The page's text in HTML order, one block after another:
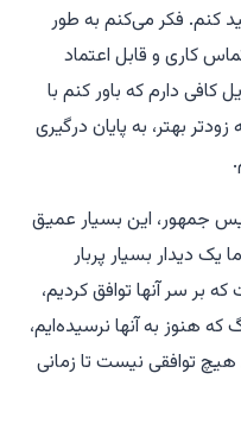
کنم. فکر می‌کنم به طور
کاری و قابل اعتماد
کافی دارم که باور کنم با
بهتر، به پایان درگیری
جمهور، این بسیار عمیق
دیدار بسیار پربار
بر سر آنها توافق کردیم،
که هنوز به آنها نرسیده‌ایم،
هیچ توافقی نیست تا زمانی